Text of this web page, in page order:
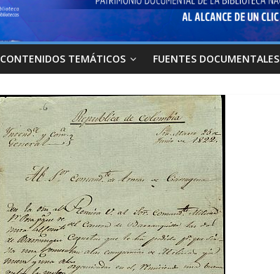
CONTENIDOS TEMÁTICOS FUENTES DOCUMENTALES